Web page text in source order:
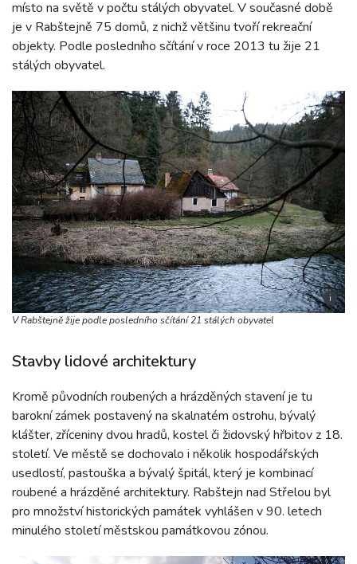
místo na světě v počtu stálých obyvatel. V současné době
je v Rabštejně 75 domů, z nichž většinu tvoří rekreační
objekty. Podle posledního sčítání v roce 2013 tu žije 21
stálých obyvatel.
i
V Rabštejně žije podle posledního sčítání 21 stálých obyvatel
Stavby lidové architektury
Kromě původních roubených a hrázděných stavení je tu
barokní zámek postavený na skalnatém ostrohu, bývalý
klášter, zříceniny dvou hradů, kostel či židovský hřbitov z 18.
století. Ve městě se dochovalo i několik hospodářských
usedlostí, pastouška a bývalý špitál, který je kombinací
roubené a hrázděné architektury. Rabštejn nad Střelou byl
pro množství historických památek vyhlášen v 90. letech
minulého století městskou památkovou zónou.